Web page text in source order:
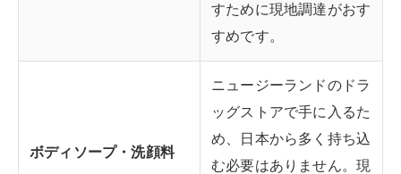
すために現地調達がおす
すめです。
ボディソープ・洗顔料
ニュージーランドのドラ
ッグストアで手に入るた
め、日本から多く持ち込
む必要はありません。現